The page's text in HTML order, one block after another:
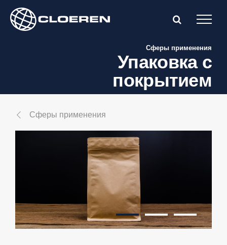
content
Упаковка с
покрытием
Сферы применения
Сферы применения